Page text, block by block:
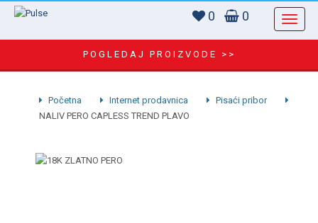
0 0
POGLEDAJ PROIZVODE >>
Početna Internet prodavnica
Pisaći pribor
NALIV PERO CAPLESS TREND PLAVO